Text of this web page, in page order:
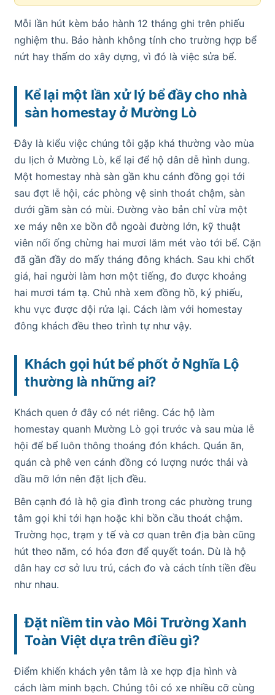
Mỗi lần hút kèm bảo hành 12 tháng ghi trên phiếu
nghiệm thu. Bảo hành không tính cho trường hợp bể
nứt hay thấm do xây dựng, vì đó là việc sửa bể.
Kể lại một lần xử lý bể đầy cho nhà
sàn homestay ở Mường Lò
Đây là kiểu việc chúng tôi gặp khá thường vào mùa
du lịch ở Mường Lò, kể lại để hộ dân dễ hình dung.
Một homestay nhà sàn gần khu cánh đồng gọi tới
sau đợt lễ hội, các phòng vệ sinh thoát chậm, sàn
dưới gầm sàn có mùi. Đường vào bản chỉ vừa một
xe máy nên xe bồn đỗ ngoài đường lớn, kỹ thuật
viên nối ống chừng hai mươi lăm mét vào tới bể. Cặn
đã gần đầy do mấy tháng đông khách. Sau khi chốt
giá, hai người làm hơn một tiếng, đo được khoảng
hai mươi tám tạ. Chủ nhà xem đồng hồ, ký phiếu,
khu vực được dội rửa lại. Cách làm với homestay
đông khách đều theo trình tự như vậy.
Khách gọi hút bể phốt ở Nghĩa Lộ
thường là những ai?
Khách quen ở đây có nét riêng. Các hộ làm
homestay quanh Mường Lò gọi trước và sau mùa lễ
hội để bể luôn thông thoáng đón khách. Quán ăn,
quán cà phê ven cánh đồng có lượng nước thải và
dầu mỡ lớn nên đặt lịch đều.
Bên cạnh đó là hộ gia đình trong các phường trung
tâm gọi khi tới hạn hoặc khi bồn cầu thoát chậm.
Trường học, trạm y tế và cơ quan trên địa bàn cũng
hút theo năm, có hóa đơn để quyết toán. Dù là hộ
dân hay cơ sở lưu trú, cách đo và cách tính tiền đều
như nhau.
Đặt niềm tin vào Môi Trường Xanh
Toàn Việt dựa trên điều gì?
Điểm khiến khách yên tâm là xe hợp địa hình và
cách làm minh bạch. Chúng tôi có xe nhiều cỡ cùng